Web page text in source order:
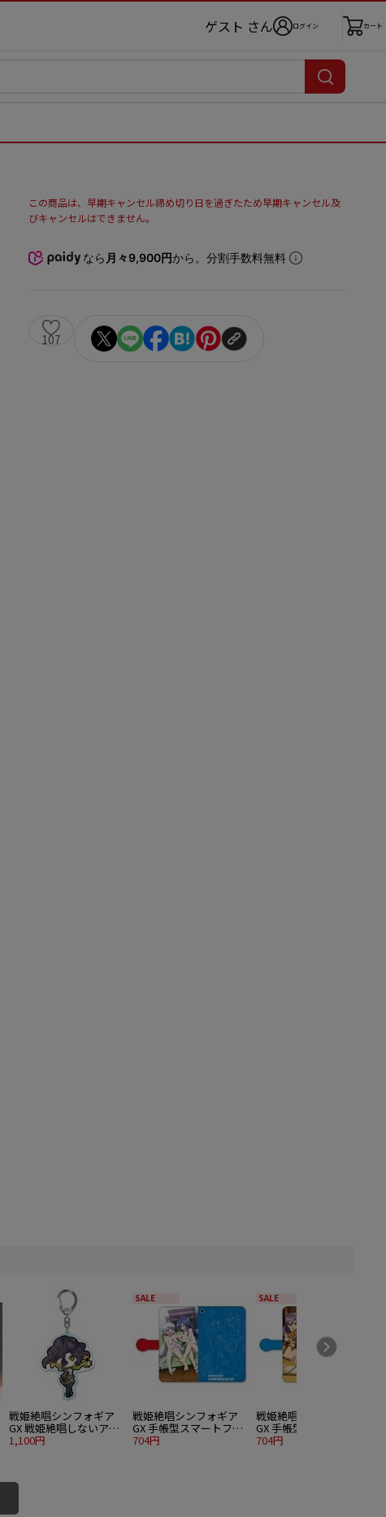
ゲスト さん ログイン カート
この商品は、早期キャンセル締め切り日を過ぎたため早期キャンセル及
びキャンセルはできません。
なら 月々9,900円から。分割手数料無料
107
戦姫絶唱シンフォギア
GX 戦姫絶唱しないアク
リルキーホルダー レイ
1,100円
SALE
戦姫絶唱シンフォギア
GX 手帳型スマートフォ
ンケース 02 風鳴翼＆雪
704円
SALE
戦姫絶唱シンフォギア
GX 手帳型スマートフォ
ンケース 04 マリア＆風
704円